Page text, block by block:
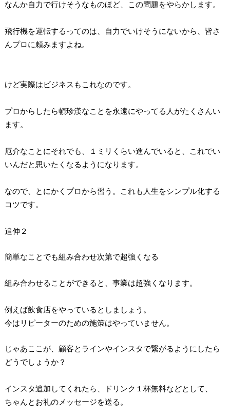
なんか自力で行けそうなものほど、この問題をやらかします。
飛行機を運転するってのは、自力でいけそうにないから、皆さ
んプロに頼みますよね。
けど実際はビジネスもこれなのです。
プロからしたら頓珍漢なことを永遠にやってる人がたくさんい
ます。
厄介なことにそれでも、１ミリくらい進んでいると、これでい
いんだと思いたくなるようになります。
なので、とにかくプロから習う。これも人生をシンプル化する
コツです。
追伸２
簡単なことでも組み合わせ次第で超強くなる
組み合わせることができると、事業は超強くなります。
例えば飲食店をやっているとしましょう。
今はリピーターのための施策はやっていません。
じゃあここが、顧客とラインやインスタで繋がるようにしたら
どうでしょうか？
インスタ追加してくれたら、ドリンク１杯無料などとして、
ちゃんとお礼のメッセージを送る。